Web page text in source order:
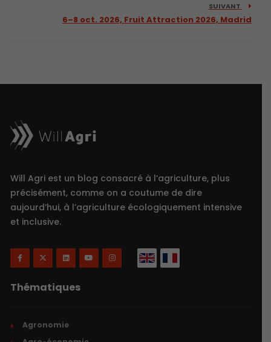
SUIVANT
6–8 oct. 2026, Fruit Attraction 2026, Madrid
Will Agri est un blog consacré à l’agriculture, plus
précisément, comme on a coutume de dire
aujourd’hui, à l’agriculture écologiquement intensive
et inclusive.
Thématiques
Agronomie